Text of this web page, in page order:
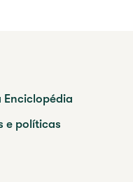
Enciclopédia
e políticas